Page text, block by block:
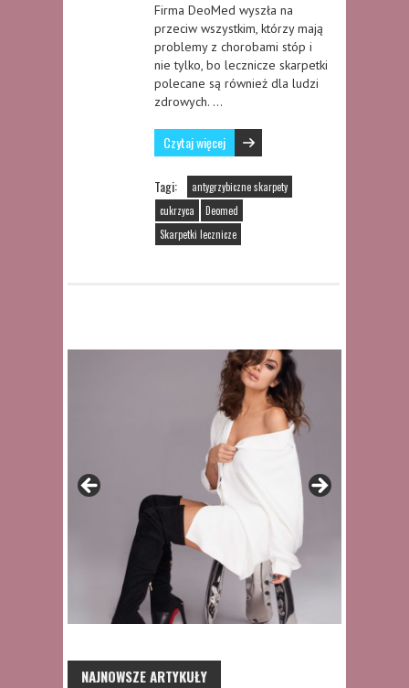
Firma DeoMed wyszła na
przeciw wszystkim, którzy mają
problemy z chorobami stóp i
nie tylko, bo lecznicze skarpetki
polecane są również dla ludzi
zdrowych. …
Czytaj więcej
Tagi:
antygrzybiczne skarpety
cukrzyca
Deomed
Skarpetki lecznicze
NAJNOWSZE ARTYKUŁY